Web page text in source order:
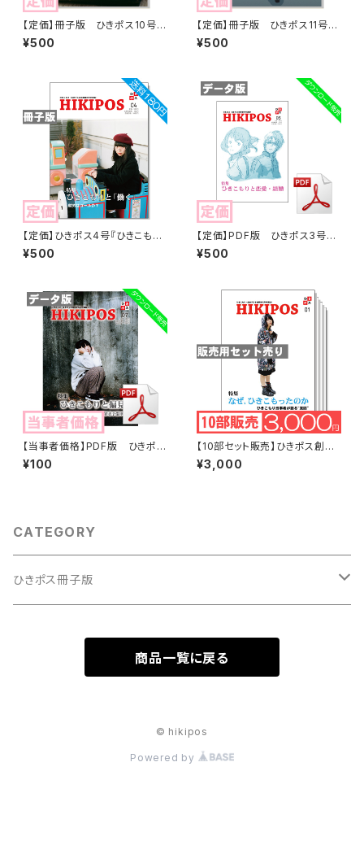
【定価】冊子版 ひきポス10号
「ひきこもりとお金」
¥500
【定価】冊子版 ひきポス11号
「ひきこもりと地方」
¥500
【定価】ひきポス4号『ひきこもり
と「働く」 ―就労はゴールか？
―』HIKIPOS
¥500
【定価】PDF版 ひきポス3号
「「ひきこもりと恋愛・結婚」HIKI
POS
¥500
【当事者価格】PDF版 ひきポス
7号「ひきこもりと偏見 ーメディ
ア・イメージ・犯罪者予備軍ー」
¥100
【10部セット販売】ひきポス創刊
号「なぜ、ひきこもったのか」【ひ
きポスを広める】
¥3,000
CATEGORY
ひきポス冊子版
商品一覧に戻る
© hikipos
Powered by